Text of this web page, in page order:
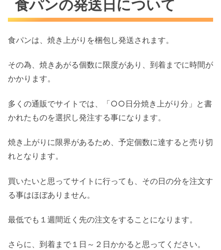
食パンの発送日について
食パンは、焼き上がりを梱包し発送されます。
その為、焼きあがる個数に限度があり、到着までに時間が
かかります。
多くの通販でサイトでは、「○○日分焼き上がり分」と書
かれたものを選択し発注する事になります。
焼き上がりに限界があるため、予定個数に達すると売り切
れとなります。
買いたいと思ってサイトに行っても、その日の分を注文す
る事はほぼありません。
最低でも１週間近く先の注文をすることになります。
さらに、到着まで１日～２日かかると思ってください。